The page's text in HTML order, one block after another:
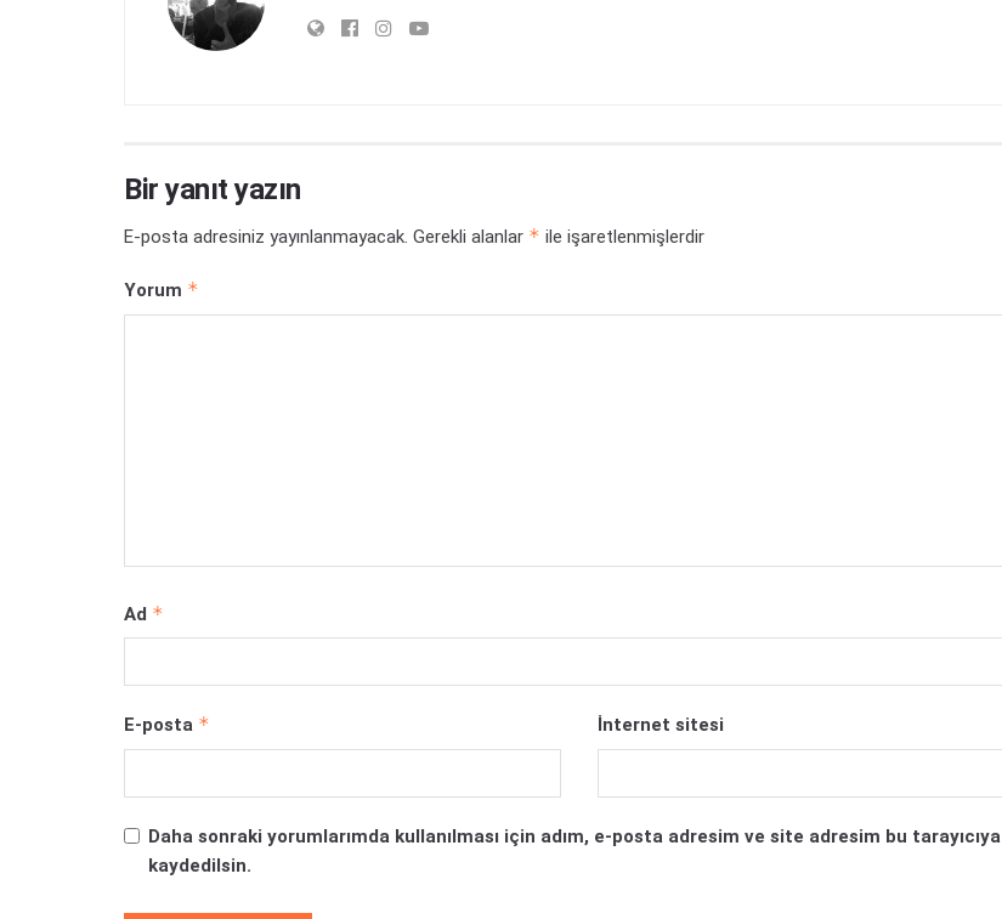
Bir yanıt yazın
E-posta adresiniz yayınlanmayacak. Gerekli alanlar * ile işaretlenmişlerdir
Yorum *
Ad *
E-posta * İnternet sitesi
Daha sonraki yorumlarımda kullanılması için adım, e-posta adresim ve site adresim bu tarayıcıya
kaydedilsin.